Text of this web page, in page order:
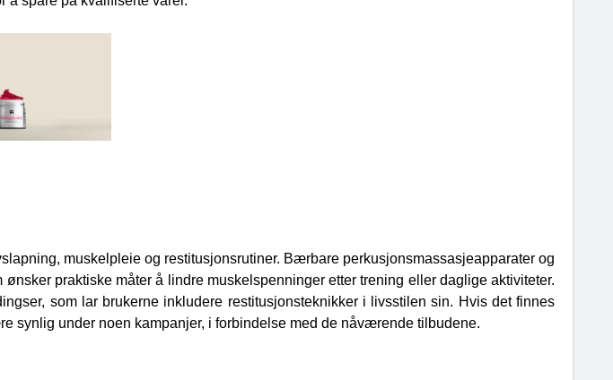
muskelpleie og restitusjonsrutiner. Bærbare perkusjonsmassasjeapparater og
praktiske måter å lindre muskelspenninger etter trening eller daglige aktiviteter.
som lar brukerne inkludere restitusjonsteknikker i livsstilen sin. Hvis det finnes
synlig under noen kampanjer, i forbindelse med de nåværende tilbudene.